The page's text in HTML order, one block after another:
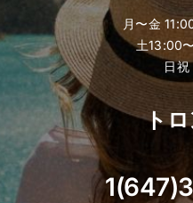
月〜金
土13:00
日
ト